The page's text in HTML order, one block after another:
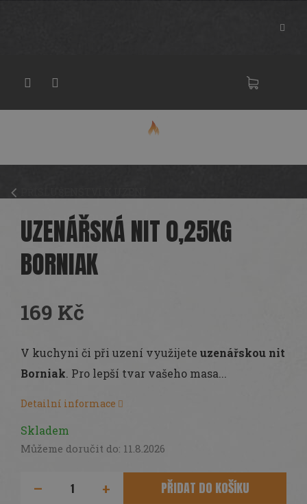
UZENÁŘSKÁ NIT 0,25KG
BORNIAK
169 Kč
cena:
Skladem
Můžeme doručit do: 11.8.2026
PŘIDAT DO KOŠÍKU
V kuchyni či při uzení využijete uzenářskou nit
Borniak. Pro lepší tvar vašeho masa...
Detailní informace